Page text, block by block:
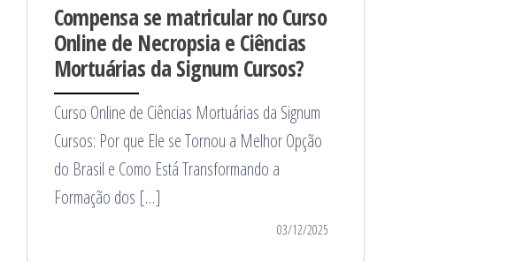
Compensa se matricular no Curso
Online de Necropsia e Ciências
Mortuárias da Signum Cursos?
Curso Online de Ciências Mortuárias da Signum
Cursos: Por que Ele se Tornou a Melhor Opção
do Brasil e Como Está Transformando a
Formação dos […]
03/12/2025